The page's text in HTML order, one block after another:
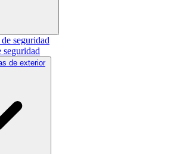
seguridad
seguridad
de exterior